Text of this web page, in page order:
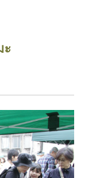
ะ